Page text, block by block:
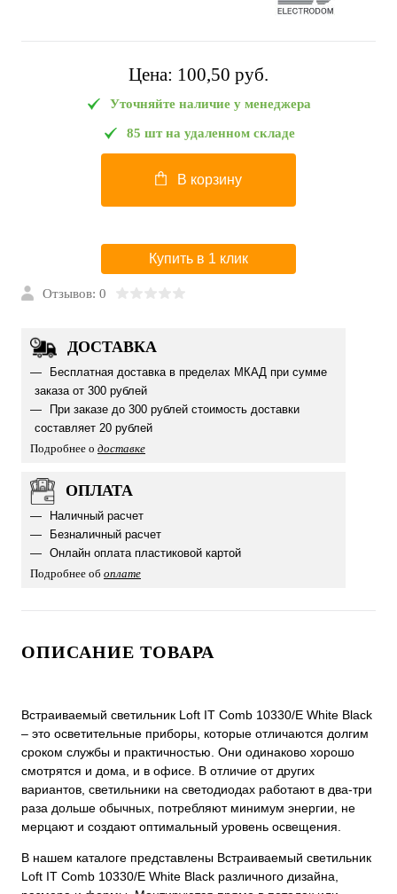
Цена: 100,50 pуб.
Уточняйте наличие у менеджера
85 шт на удаленном складе
В корзину
Купить в 1 клик
Отзывов: 0
ДОСТАВКА
Бесплатная доставка в пределах МКАД при сумме
заказа от 300 рублей
При заказе до 300 рублей стоимость доставки
составляет 20 рублей
Подробнее о доставке
ОПЛАТА
Наличный расчет
Безналичный расчет
Онлайн оплата пластиковой картой
Подробнее об оплате
ОПИСАНИЕ ТОВАРА
Встраиваемый светильник Loft IT Comb 10330/E White Black
‒ это осветительные приборы, которые отличаются долгим
сроком службы и практичностью. Они одинаково хорошо
смотрятся и дома, и в офисе. В отличие от других
вариантов, светильники на светодиодах работают в два-три
раза дольше обычных, потребляют минимум энергии, не
мерцают и создают оптимальный уровень освещения.
В нашем каталоге представлены Встраиваемый светильник
Loft IT Comb 10330/E White Black различного дизайна,